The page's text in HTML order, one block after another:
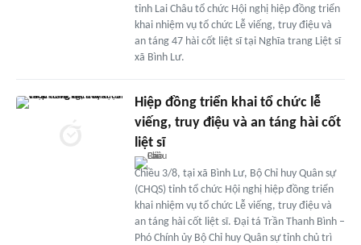
tỉnh Lai Châu tổ chức Hội nghị hiệp đồng triển
khai nhiệm vụ tổ chức Lễ viếng, truy điệu và
an táng 47 hài cốt liệt sĩ tại Nghĩa trang Liệt sĩ
xã Bình Lư.
Hiệp đồng triển khai tổ chức lễ
viếng, truy điệu và an táng hài cốt
liệt sĩ
Chiều 3/8, tại xã Bình Lư, Bộ Chỉ huy Quân sự
(CHQS) tỉnh tổ chức Hội nghị hiệp đồng triển
khai nhiệm vụ tổ chức Lễ viếng, truy điệu và
an táng hài cốt liệt sĩ. Đại tá Trần Thanh Bình –
Phó Chính ủy Bộ Chỉ huy Quân sự tỉnh chủ trì